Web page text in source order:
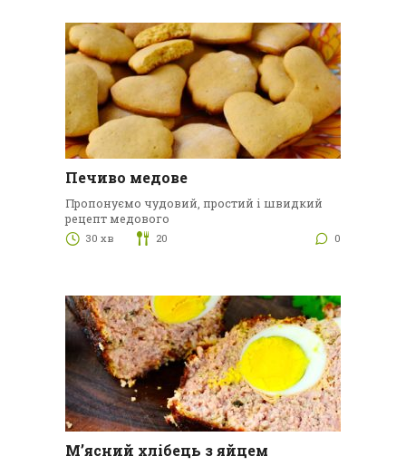
Печиво медове
Пропонуємо чудовий, простий і швидкий
рецепт медового
30 хв 20 0
М’ясний хлібець з яйцем